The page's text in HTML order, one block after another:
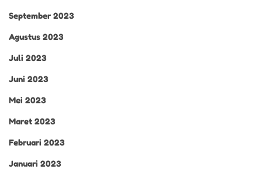
September 2023
Agustus 2023
Juli 2023
Juni 2023
Mei 2023
Maret 2023
Februari 2023
Januari 2023